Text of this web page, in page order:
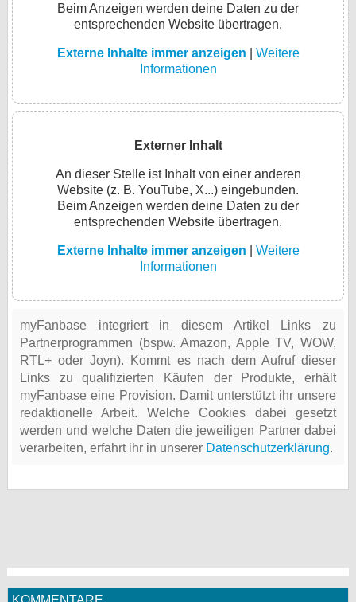
Beim Anzeigen werden deine Daten zu der
entsprechenden Website übertragen.
Externe Inhalte immer anzeigen
Weitere
Informationen
Externer Inhalt
An dieser Stelle ist Inhalt von einer anderen
Website (z. B. YouTube, X...) eingebunden.
Beim Anzeigen werden deine Daten zu der
entsprechenden Website übertragen.
Externe Inhalte immer anzeigen
Weitere
Informationen
myFanbase integriert in diesem Artikel Links zu
Partnerprogrammen (bspw. Amazon, Apple TV, WOW,
RTL+ oder Joyn). Kommt es nach dem Aufruf dieser
Links zu qualifizierten Käufen der Produkte, erhält
myFanbase eine Provision. Damit unterstützt ihr unsere
redaktionelle Arbeit. Welche Cookies dabei gesetzt
werden und welche Daten die jeweiligen Partner dabei
verarbeiten, erfahrt ihr in unserer Datenschutzerklärung.